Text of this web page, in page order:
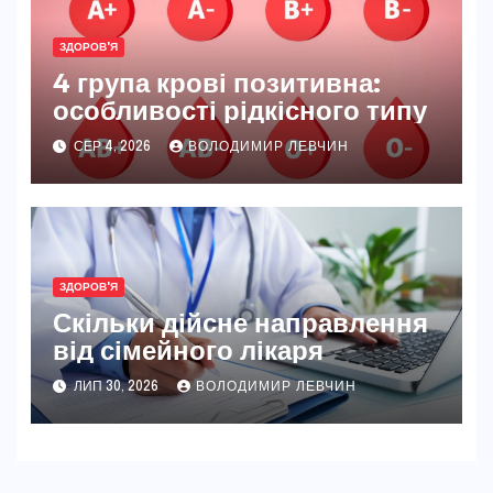
ЗДОРОВ'Я
4 група крові позитивна:
особливості рідкісного типу
СЕР 4, 2026 ВОЛОДИМИР ЛЕВЧИН
ЗДОРОВ'Я
Скільки дійсне направлення
від сімейного лікаря
ЛИП 30, 2026 ВОЛОДИМИР ЛЕВЧИН